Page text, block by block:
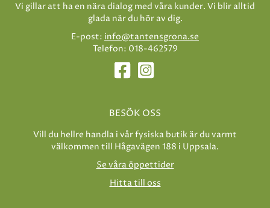
Vi gillar att ha en nära dialog med våra kunder. Vi blir alltid
glada när du hör av dig.
E-post: info@tantensgrona.se
Telefon: 018-462579
BESÖK OSS
Vill du hellre handla i vår fysiska butik är du varmt
välkommen till Hågavägen 188 i Uppsala.
Se våra öppettider
Hitta till oss